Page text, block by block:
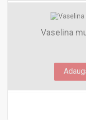
Vaselina